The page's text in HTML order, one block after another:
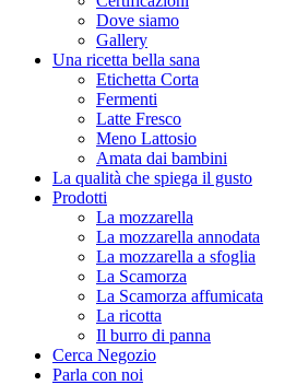
Dove siamo
Gallery
Una ricetta bella sana
Etichetta Corta
Fermenti
Latte Fresco
Meno Lattosio
Amata dai bambini
La qualità che spiega il gusto
Prodotti
La mozzarella
La mozzarella annodata
La mozzarella a sfoglia
La Scamorza
La Scamorza affumicata
La ricotta
Il burro di panna
Cerca Negozio
Parla con noi